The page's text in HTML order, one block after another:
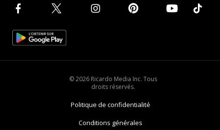
© 2026 Ricardo Media Inc. Tous
droits réservés.
Politique de confidentialité
Conditions générales